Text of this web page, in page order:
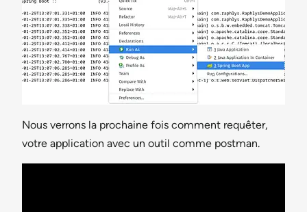
Nous verrons la prochaine fois comment requêter,
votre application avec un outil comme postman.